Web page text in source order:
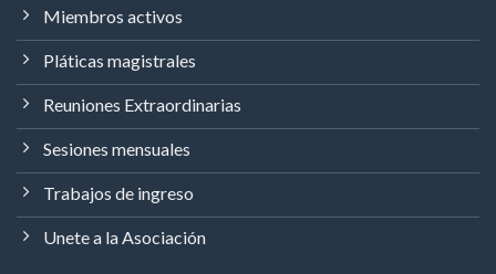
Miembros activos
Pláticas magistrales
Reuniones Extraordinarias
Sesiones mensuales
Trabajos de ingreso
Unete a la Asociación